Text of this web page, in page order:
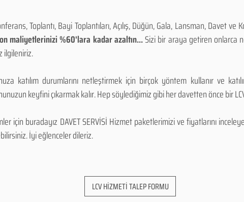
Toplantı, Bayi Toplantıları, Açılış, Düğün, Gala, Lansman, Davet
maliyetlerinizi %60'lara kadar azaltın...Sizi bir araya getiren onlarca
ilgileniriz.
katılım durumlarını netleştirmek için birçok yöntem kullanır ve
keyfini çıkarmak kalır. Hep söylediğimiz gibi her davetten önce bir
için buradayız DAVET SERVİSİ Hizmet paketlerimizi ve fiyatlarını
İyi eğlenceler dileriz.
LCV HİZMETİ TALEP FORMU